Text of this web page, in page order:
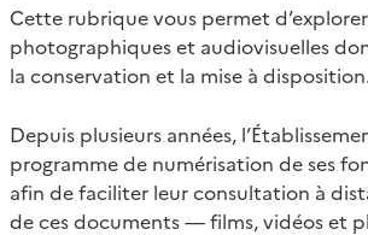
Cette rubrique vous permet
photographiques et audiovisuelles
la conservation et la mise à disposition.
Depuis plusieurs années,
programme de numérisation de ses
afin de faciliter leur consultation à
de ces documents — films, vidéos et